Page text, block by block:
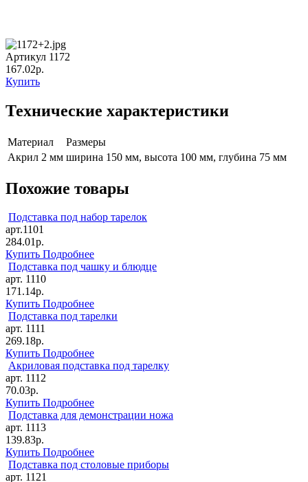
Артикул 1172
167.02р.
Купить
Технические характеристики
Материал
Размеры
Акрил 2 мм ширина 150 мм, высота 100 мм, глубина 75 мм
Похожие товары
Подставка под набор тарелок
арт.1101
284.01р.
Купить Подробнее
Подставка под чашку и блюдце
арт. 1110
171.14р.
Купить Подробнее
Подставка под тарелки
арт. 1111
269.18р.
Купить Подробнее
Акриловая подставка под тарелку
арт. 1112
70.03р.
Купить Подробнее
Подставка для демонстрации ножа
арт. 1113
139.83р.
Купить Подробнее
Подставка под столовые приборы
арт. 1121